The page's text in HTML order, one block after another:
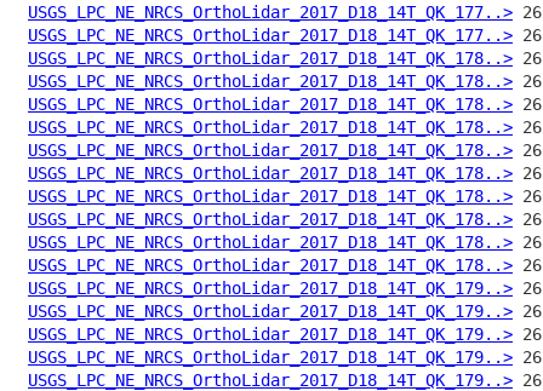
USGS_LPC_NE_NRCS_OrthoLidar_2017_D18_14T_QK_177..>
USGS_LPC_NE_NRCS_OrthoLidar_2017_D18_14T_QK_177..>
USGS_LPC_NE_NRCS_OrthoLidar_2017_D18_14T_QK_178..>
USGS_LPC_NE_NRCS_OrthoLidar_2017_D18_14T_QK_178..>
USGS_LPC_NE_NRCS_OrthoLidar_2017_D18_14T_QK_178..>
USGS_LPC_NE_NRCS_OrthoLidar_2017_D18_14T_QK_178..>
USGS_LPC_NE_NRCS_OrthoLidar_2017_D18_14T_QK_178..>
USGS_LPC_NE_NRCS_OrthoLidar_2017_D18_14T_QK_178..>
USGS_LPC_NE_NRCS_OrthoLidar_2017_D18_14T_QK_178..>
USGS_LPC_NE_NRCS_OrthoLidar_2017_D18_14T_QK_178..>
USGS_LPC_NE_NRCS_OrthoLidar_2017_D18_14T_QK_178..>
USGS_LPC_NE_NRCS_OrthoLidar_2017_D18_14T_QK_178..>
USGS_LPC_NE_NRCS_OrthoLidar_2017_D18_14T_QK_179..>
USGS_LPC_NE_NRCS_OrthoLidar_2017_D18_14T_QK_179..>
USGS_LPC_NE_NRCS_OrthoLidar_2017_D18_14T_QK_179..>
USGS_LPC_NE_NRCS_OrthoLidar_2017_D18_14T_QK_179..>
USGS_LPC_NE_NRCS_OrthoLidar_2017_D18_14T_QK_179..>